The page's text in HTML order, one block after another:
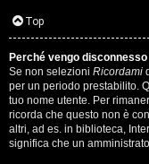
n
t
i
a
t
Top
Perché vengo
Se non selezioni Ricordami
per un periodo prestabilito.
tuo nome utente. Per
ricorda che questo non è
altri, ad es. in biblioteca,
significa che un
r
M
u
s
i